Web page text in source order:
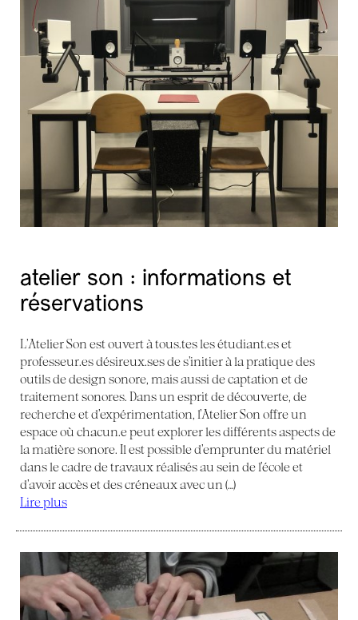
atelier son : informations et
réservations
L’Atelier Son est ouvert à tous.tes les étudiant.es et
professeur.es désireux.ses de s’initier à la pratique des
outils de design sonore, mais aussi de captation et de
traitement sonores. Dans un esprit de découverte, de
recherche et d’expérimentation, l’Atelier Son offre un
espace où chacun.e peut explorer les différents aspects de
la matière sonore. Il est possible d’emprunter du matériel
dans le cadre de travaux réalisés au sein de l’école et
d’avoir accès et des créneaux avec un (…)
Lire plus